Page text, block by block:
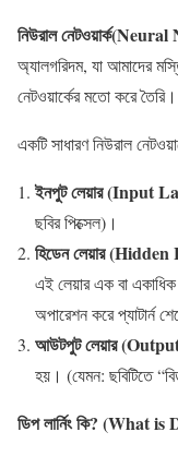
নিউরাল
অ্যালগরিদম, যা আমাদের
নেটওয়ার্কের মতো করে তৈরি।
একটি সাধারণ নিউরাল
ইনপুট লেয়ার (Input
ছবির পিক্সেল)।
হিডেন লেয়ার
এই লেয়ার এক বা
অপারেশন করে প্যাটার্ন
আউটপুট লেয়ার
হয়। (যেমন: ছবিটিতে
ডিপ লার্নিং কি? (What